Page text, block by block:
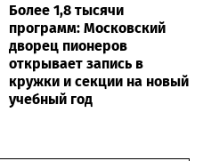
Более 1,8 тысячи
программ: Московский
дворец пионеров
открывает запись в
кружки и секции на новый
учебный год